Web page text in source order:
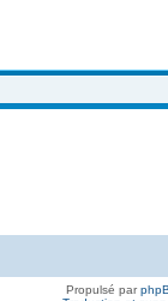
Propulsé par